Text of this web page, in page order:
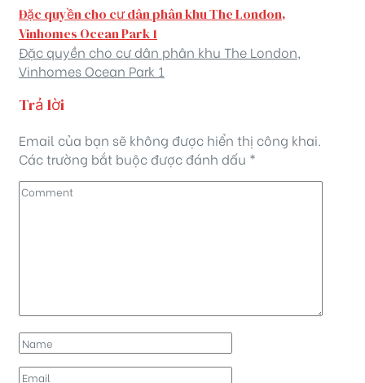
Đặc quyền cho cư dân phân khu The London,
Vinhomes Ocean Park 1
Đặc quyền cho cư dân phân khu The London,
Vinhomes Ocean Park 1
Trả lời
Email của bạn sẽ không được hiển thị công khai.
Các trường bắt buộc được đánh dấu *